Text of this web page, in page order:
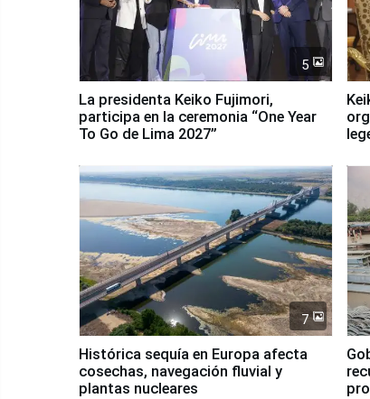
5
La presidenta Keiko Fujimori,
participa en la ceremonia “One Year
To Go de Lima 2027”
7
Histórica sequía en Europa afecta
cosechas, navegación fluvial y
plantas nucleares